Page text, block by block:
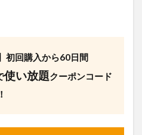
初回購入から60日間
使い放題クーポンコード